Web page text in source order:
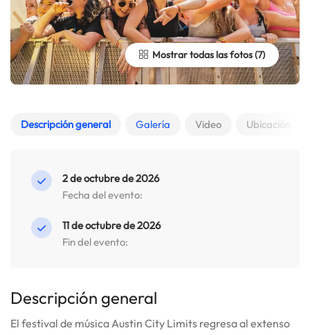
Mostrar todas las fotos
Descripción general Galería Video Ubicación
2 de octubre de 2026
Fecha del evento:
11 de octubre de 2026
Fin del evento:
Descripción general
El festival de música Austin City Limits regresa al extenso